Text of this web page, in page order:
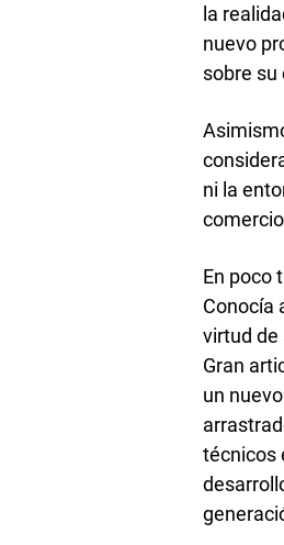
la
nuevo
sobre su
ni la
En poco
Conocía
virtud de
Gran
un
técnicos